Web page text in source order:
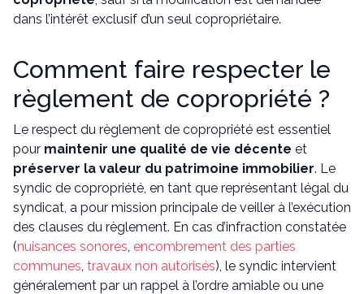
dans l’intérêt exclusif d’un seul copropriétaire.
Comment faire respecter le
règlement de copropriété ?
Le respect du règlement de copropriété est essentiel
pour maintenir une qualité de vie décente et
préserver la valeur du patrimoine immobilier. Le
syndic de copropriété, en tant que représentant légal du
syndicat, a pour mission principale de veiller à l’exécution
des clauses du règlement. En cas d’infraction constatée
(nuisances sonores, encombrement des parties
communes, travaux non autorisés), le syndic intervient
généralement par un rappel à l’ordre amiable ou une